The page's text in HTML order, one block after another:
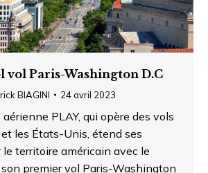
vol Paris-Washington D.C
BIAGINI 24 avril 2023
PLAY, qui opère des vols
et les États-Unis, étend ses
territoire américain avec le
premier vol Paris-Washington